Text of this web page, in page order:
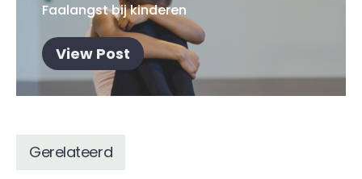
Faalangst bij kinderen
View Post
Gerelateerd